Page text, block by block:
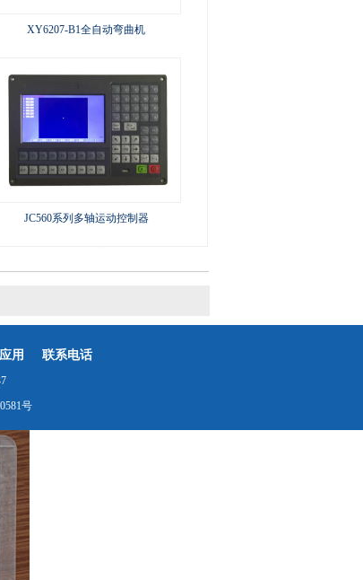
XY6207-B1全自动弯曲机
JC560系列多轴运动控制器
用 联系电话
号